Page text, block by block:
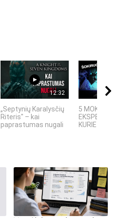
12:32
„Septynių Karalysčių
Riteris" – kai
paprastumas nugali
5 MOKSLINIAI
KURIE